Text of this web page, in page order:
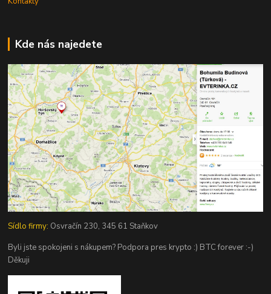
Kde nás najedete
Sídlo firmy: Osvračín 230, 345 61 Staňkov
Byli jste spokojeni s nákupem? Podpora pres krypto :) BTC forever :-)
Děkuji